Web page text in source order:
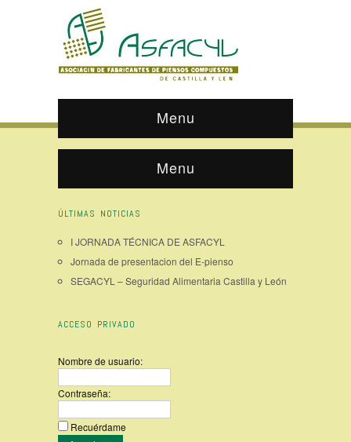
Menu
Menu
ÚLTIMAS NOTICIAS
I JORNADA TÉCNICA DE ASFACYL
Jornada de presentacion del E-pienso
SEGACYL – Seguridad Alimentaria Castilla y León
ACCESO PRIVADO
Nombre de usuario:
Contraseña:
Recuérdame